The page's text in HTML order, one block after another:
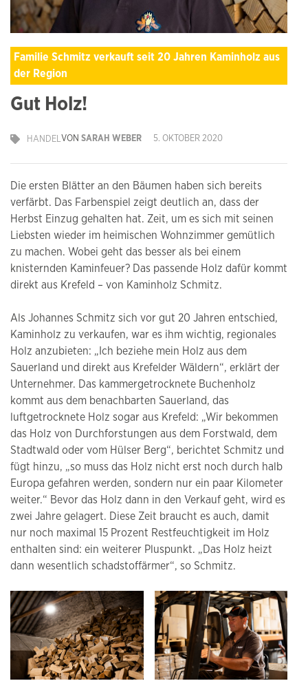
Familie Schmitz verkauft seit 20 Jahren Kaminholz aus
der Region
Gut Holz!
VON SARAH WEBER 5. OKTOBER 2020
HANDEL
Die ersten Blätter an den Bäumen haben sich bereits
verfärbt. Das Farbenspiel zeigt deutlich an, dass der
Herbst Einzug gehalten hat. Zeit, um es sich mit seinen
Liebsten wieder im heimischen Wohnzimmer gemütlich
zu machen. Wobei geht das besser als bei einem
knisternden Kaminfeuer? Das passende Holz dafür kommt
direkt aus Krefeld – von Kaminholz Schmitz.
Als Johannes Schmitz sich vor gut 20 Jahren entschied,
Kaminholz zu verkaufen, war es ihm wichtig, regionales
Holz anzubieten: „Ich beziehe mein Holz aus dem
Sauerland und direkt aus Krefelder Wäldern“, erklärt der
Unternehmer. Das kammergetrocknete Buchenholz
kommt aus dem benachbarten Sauerland, das
luftgetrocknete Holz sogar aus Krefeld: „Wir bekommen
das Holz von Durchforstungen aus dem Forstwald, dem
Stadtwald oder vom Hülser Berg“, berichtet Schmitz und
fügt hinzu, „so muss das Holz nicht erst noch durch halb
Europa gefahren werden, sondern nur ein paar Kilometer
weiter.“ Bevor das Holz dann in den Verkauf geht, wird es
zwei Jahre gelagert. Diese Zeit braucht es auch, damit
nur noch maximal 15 Prozent Restfeuchtigkeit im Holz
enthalten sind: ein weiterer Pluspunkt. „Das Holz heizt
dann wesentlich schadstoffärmer“, so Schmitz.